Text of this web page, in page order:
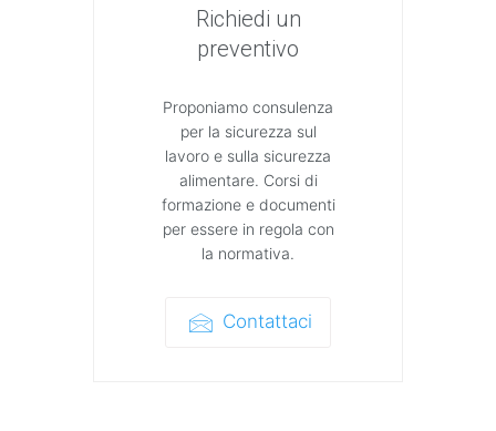
Richiedi un
preventivo
Proponiamo consulenza
per la sicurezza sul
lavoro e sulla sicurezza
alimentare. Corsi di
formazione e documenti
per essere in regola con
la normativa.
Contattaci